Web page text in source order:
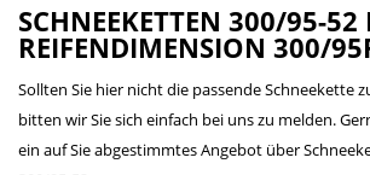
SCHNEEKETTEN 300/95-52
REIFENDIMENSION 300/
Sollten Sie hier nicht die passende Schneekette
bitten wir Sie sich einfach bei uns zu melden.
ein auf Sie abgestimmtes Angebot über